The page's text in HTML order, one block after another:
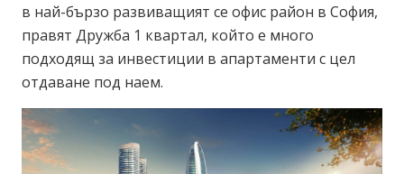
в най-бързо развиващият се офис район в София,
правят Дружба 1 квартал, който е много
подходящ за инвестиции в апартаменти с цел
отдаване под наем.